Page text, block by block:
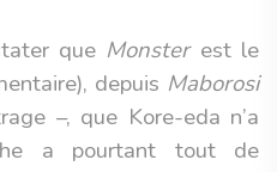
que Monsterest le
depuis Maborosi
–, que Kore-eda n’a
a pourtant tout de